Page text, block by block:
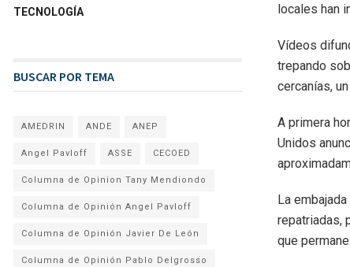
locales han
Vídeos
trepando
cercanías,
A primera
Unidos
La
repatriadas,
que
TECNOLOGÍA
BUSCAR POR TEMA
AMEDRIN ANDE ANEP
Angel Pavloff ASSE CECOED
Columna de Opinion Tany Mendiondo
Columna de Opinión Angel Pavloff
Columna de Opinión Javier De León
Columna de Opinión Pablo Delgrosso